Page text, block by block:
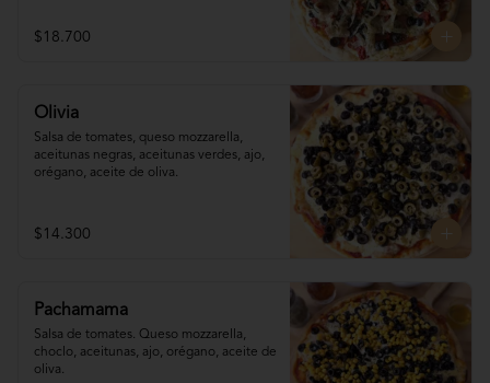
$18.700
Olivia
Salsa de tomates, queso mozzarella,
aceitunas negras, aceitunas verdes, ajo,
orégano, aceite de oliva.
$14.300
Pachamama
Salsa de tomates. Queso mozzarella,
choclo, aceitunas, ajo, orégano, aceite de
oliva.